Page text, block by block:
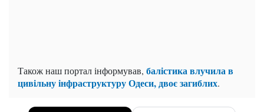
Також наш портал інформував, балістика влучила в
цивільну інфраструктуру Одеси, двоє загиблих.